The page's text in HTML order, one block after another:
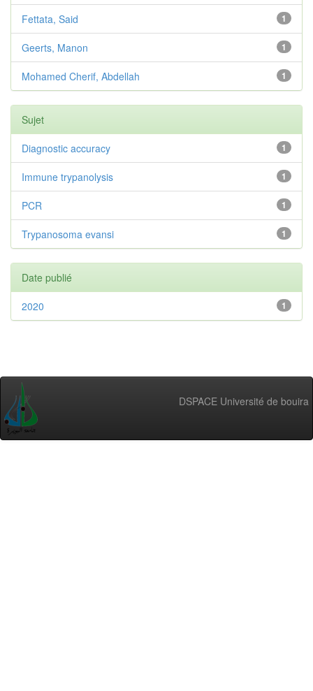
1
Fettata, Said
1
Geerts, Manon
1
Mohamed Cherif, Abdellah
Sujet
1
Diagnostic accuracy
1
Immune trypanolysis
1
PCR
1
Trypanosoma evansi
Date publié
1
2020
DSPACE Université de bouira